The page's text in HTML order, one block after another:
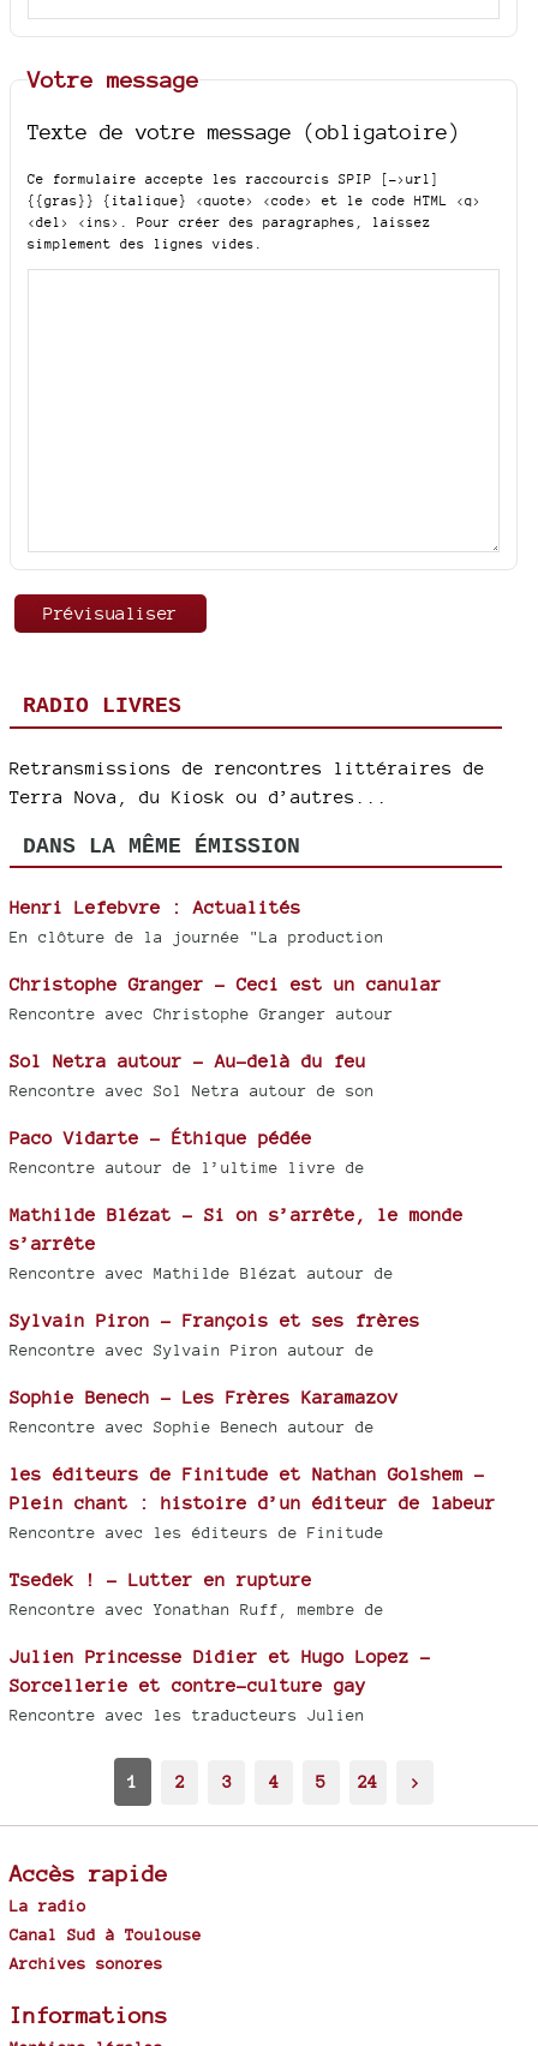
Votre message
Texte de votre message (obligatoire)
Ce formulaire accepte les raccourcis SPIP
[->url]
{{gras}} {italique} <quote> <code>
et le code HTML <q>
<del> <ins>
. Pour créer des paragraphes, laissez
simplement des lignes vides.
RADIO LIVRES
Retransmissions de rencontres littéraires de
Terra Nova, du Kiosk ou d’autres...
DANS LA MÊME ÉMISSION
Henri Lefebvre : Actualités
En clôture de la journée "La production
Christophe Granger - Ceci est un canular
Rencontre avec Christophe Granger autour
Sol Netra autour - Au-delà du feu
Rencontre avec Sol Netra autour de son
Paco Vidarte - Éthique pédée
Rencontre autour de l’ultime livre de
Mathilde Blézat - Si on s’arrête, le monde
s’arrête
Rencontre avec Mathilde Blézat autour de
Sylvain Piron - François et ses frères
Rencontre avec Sylvain Piron autour de
Sophie Benech - Les Frères Karamazov
Rencontre avec Sophie Benech autour de
les éditeurs de Finitude et Nathan Golshem -
Plein chant : histoire d’un éditeur de labeur
Rencontre avec les éditeurs de Finitude
Tsedek ! - Lutter en rupture
Rencontre avec Yonathan Ruff, membre de
Julien Princesse Didier et Hugo Lopez -
Sorcellerie et contre-culture gay
Rencontre avec les traducteurs Julien
1 2 3 4 5 24 >
Accès rapide
La radio
Canal Sud à Toulouse
Archives sonores
Informations